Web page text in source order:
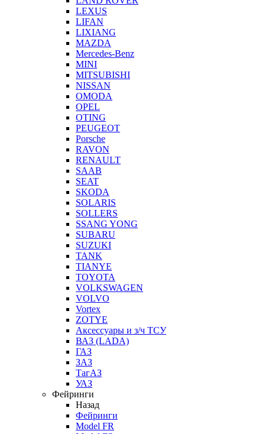
LEXUS
LIFAN
LIXIANG
MAZDA
Mercedes-Benz
MINI
MITSUBISHI
NISSAN
OMODA
OPEL
OTING
PEUGEOT
Porsche
RAVON
RENAULT
SAAB
SEAT
SKODA
SOLARIS
SOLLERS
SSANG YONG
SUBARU
SUZUKI
TANK
TIANYE
TOYOTA
VOLKSWAGEN
VOLVO
Vortex
ZOTYE
Аксессуары и з/ч ТСУ
ВАЗ (LADA)
ГАЗ
ЗАЗ
ТагАЗ
УАЗ
Фейринги
Назад
Фейринги
Model FR